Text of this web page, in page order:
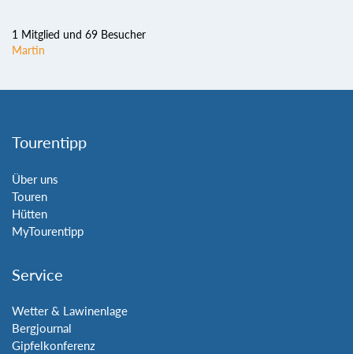
1 Mitglied und 69 Besucher
Martin
Tourentipp
Über uns
Touren
Hütten
MyTourentipp
Service
Wetter & Lawinenlage
Bergjournal
Gipfelkonferenz